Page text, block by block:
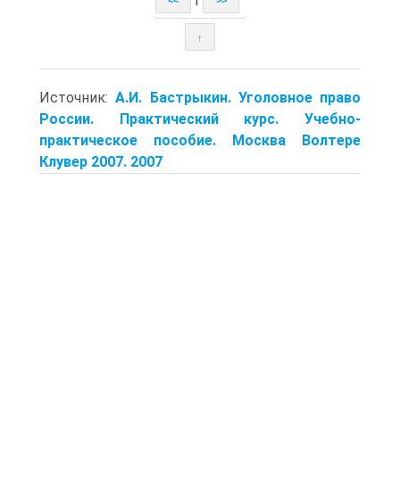
↑
Источник:А.И. Бастрыкин. Уголовное право
России. Практический курс. Учебно-
практическое пособие. Москва Волтере
Клувер 2007. 2007